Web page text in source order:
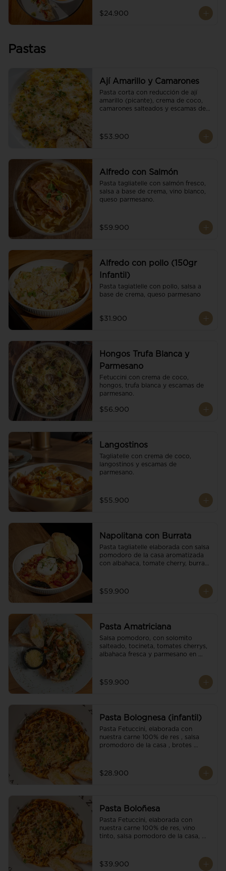
Acompañado de un tostón de pan
focaccia.
$24.900
Pastas
Ají Amarillo y Camarones
Pasta corta con reducción de ají
amarillo (picante), crema de coco,
camarones salteados y escamas de
$53.900
Alfredo con Salmón
Pasta tagliatelle con salmón fresco,
salsa a base de crema, vino blanco,
queso parmesano.
$59.900
Alfredo con pollo (150gr
Infantil)
Pasta tagiatlelle con pollo, salsa a
base de crema, queso parmesano
$31.900
Hongos Trufa Blanca y
Parmesano
Fetuccini con crema de coco,
hongos, trufa blanca y escamas de
parmesano.
$56.900
Langostinos
Tagliatelle con crema de coco,
langostinos y escamas de
parmesano.
$55.900
Napolitana con Burrata
Pasta tagliatelle elaborada con salsa
pomodoro de la casa aromatizada
con albahaca, tomate cherry, burrata
$59.900
Pasta Amatriciana
Salsa pomodoro, con solomito
salteado, tocineta, tomates cherrys,
albahaca fresca y parmesano en
$59.900
Pasta Bolognesa (infantil)
Pasta Fetuccini, elaborada con
nuestra carne 100% de res , salsa
promodoro de la casa , brotes
$28.900
Pasta Boloñesa
Pasta Fetuccini, elaborada con
nuestra carne 100% de res, vino
tinto, salsa pomodoro de la casa,
$39.900